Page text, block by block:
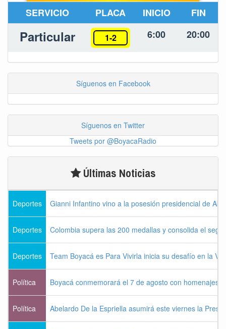
SERVICIO PLACA INICIO FIN
Particular 1-2 6:00 20:00
Síguenos en Facebook
Síguenos en Twitter
Tweets por @BoyacaRadio
Últimas Noticias
Deportes Gianni Infantino vino a la posesión presidencial de
Deportes Colombia supera las 200 medallas y consolida el
Deportes Team Boyacá es Para Vivirla inicia su desafío en la
Política Boyacá conmemorará el 7 de agosto con homenajes
Política Abelardo De la Espriella asumirá este viernes la